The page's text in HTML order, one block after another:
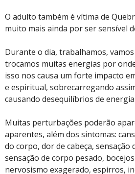
O adulto também é vítima de
muito mais ainda por ser sensível
Durante o dia, trabalhamos,
trocamos muitas energias por
isso nos causa um forte impacto
e espiritual, sobrecarregando
causando desequilíbrios de energia.
Muitas perturbações poderão
aparentes, além dos sintomas:
do corpo, dor de cabeça, sensação
sensação de corpo pesado,
nervosismo exagerado, espirros,